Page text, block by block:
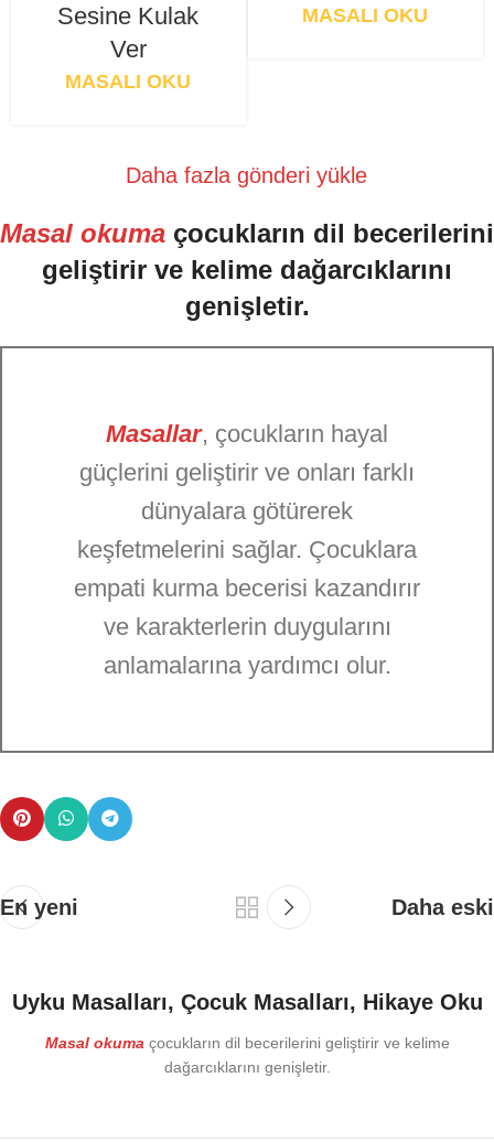
Sesine Kulak
Ver
MASALI OKU
MASALI OKU
Daha fazla gönderi yükle
Masal okuma çocukların dil becerilerini
geliştirir ve kelime dağarcıklarını
genişletir.
Masallar, çocukların hayal
güçlerini geliştirir ve onları farklı
dünyalara götürerek
keşfetmelerini sağlar. Çocuklara
empati kurma becerisi kazandırır
ve karakterlerin duygularını
anlamalarına yardımcı olur.
En yeni Daha eski
Uyku Masalları, Çocuk Masalları, Hikaye Oku
Masal okuma çocukların dil becerilerini geliştirir ve kelime
dağarcıklarını genişletir.